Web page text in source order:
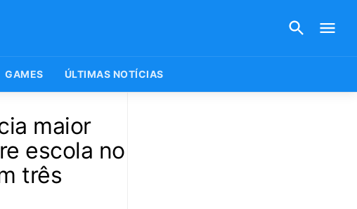
GAMES ÚLTIMAS NOTÍCIAS
maior
escola no
três